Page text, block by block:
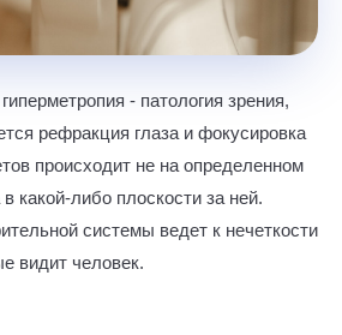
- патология зрения,
рефракция глаза и фокусировка
происходит не на определенном
какой-либо плоскости за ней.
системы ведет к нечеткости
видит человек.